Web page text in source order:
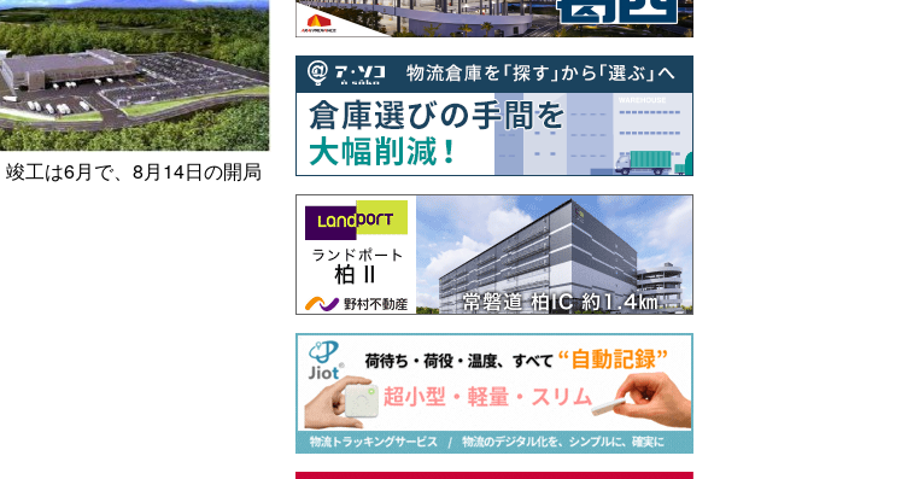
工は6月で、8月14日の開局